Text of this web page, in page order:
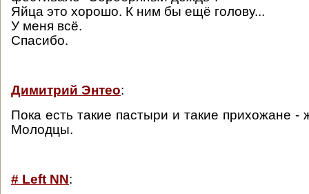
Яйца это хорошо. К ним бы ещё голову...
У меня всё.
Спасибо.
Димитрий Энтео:
Пока есть такие пастыри и такие прихожане -
Молодцы.
# Left NN: